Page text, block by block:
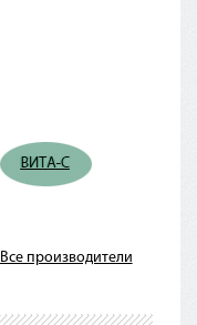
Все производители